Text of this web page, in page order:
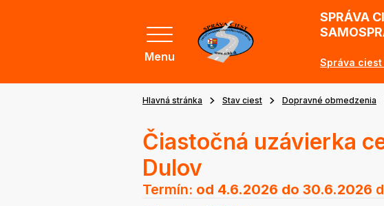
Menu
SPRÁVA
Správa ciest
Hlavná stránka Stav ciest Dopravné obmedzenia
Čiastočná uzávierka
Dulov
Termín: od 4.6.2026 do 30.6.2026